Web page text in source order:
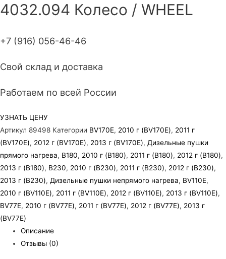
4032.094 Колесо / WHEEL
+7 (916) 056-46-46
Свой склад и доставка
Работаем по всей России
УЗНАТЬ ЦЕНУ
Артикул 89498 Категории BV170E, 2010 г (BV170E), 2011 г
(BV170E), 2012 г (BV170E), 2013 г (BV170E), Дизельные пушки
прямого нагрева, B180, 2010 г (B180), 2011 г (B180), 2012 г (B180),
2013 г (B180), B230, 2010 г (B230), 2011 г (B230), 2012 г (B230),
2013 г (B230), Дизельные пушки непрямого нагрева, BV110E,
2010 г (BV110E), 2011 г (BV110E), 2012 г (BV110E), 2013 г (BV110E),
BV77E, 2010 г (BV77E), 2011 г (BV77E), 2012 г (BV77E), 2013 г
(BV77E)
Описание
Отзывы (0)